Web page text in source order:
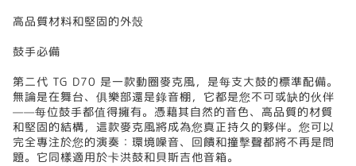
高品質材料和堅固的外殼
鼓手必備
第二代 TG D70 是一款動圈麥克風，是每支大鼓的標準配備。
無論是在舞台、俱樂部還是錄音棚，它都是您不可或缺的伙伴
——每位鼓手都值得擁有。憑藉其自然的音色、高品質的材質
和堅固的結構，這款麥克風將成為您真正持久的夥伴。您可以
完全專注於您的演奏：環境噪音、回饋和撞擊聲都將不再是問
題。它同樣適用於卡洪鼓和貝斯吉他音箱。